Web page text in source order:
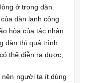
ở trong dàn.
dàn lạnh công
hòa của tác nhân
dàn thì quá trình
thể diễn ra được;
nên người ta ít dùng